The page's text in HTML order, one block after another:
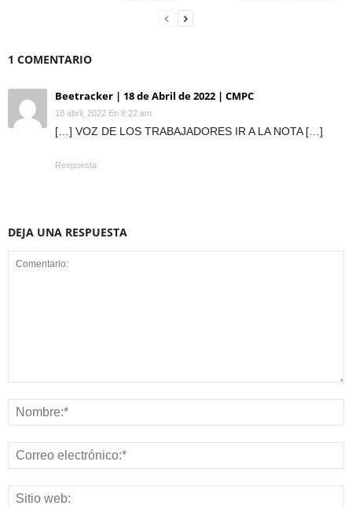
1 COMENTARIO
Beetracker | 18 de Abril de 2022 | CMPC
18 abril, 2022 En 8:22 am
[…] VOZ DE LOS TRABAJADORES IR A LA NOTA […]
Respuesta
DEJA UNA RESPUESTA